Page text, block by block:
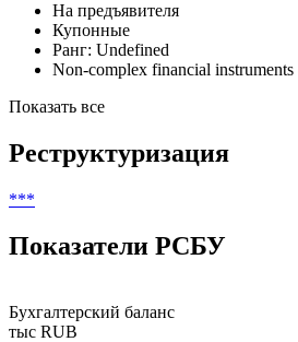
На предъявителя
Купонные
Ранг: Undefined
Non-complex financial
Показать все
Реструктуризация
***
Показатели РСБУ
Бухгалтерский баланс
тыс RUB